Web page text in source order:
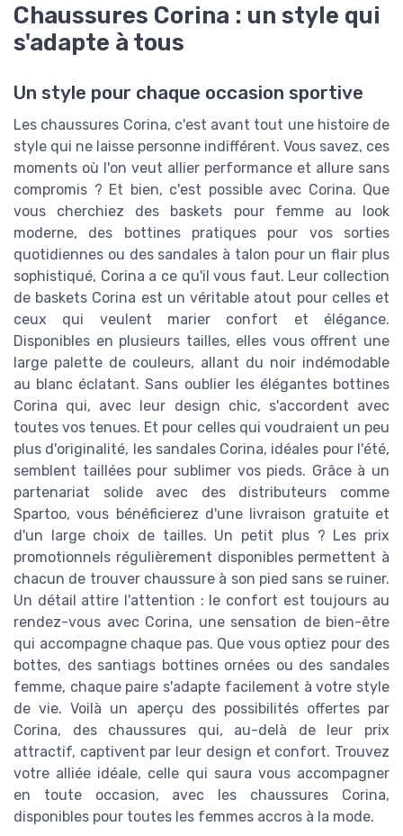
Chaussures Corina : un style qui
s'adapte à tous
Un style pour chaque occasion sportive
Les chaussures Corina, c'est avant tout une histoire de
style qui ne laisse personne indifférent. Vous savez, ces
moments où l'on veut allier performance et allure sans
compromis ? Et bien, c'est possible avec Corina. Que
vous cherchiez des baskets pour femme au look
moderne, des bottines pratiques pour vos sorties
quotidiennes ou des sandales à talon pour un flair plus
sophistiqué, Corina a ce qu'il vous faut. Leur collection
de baskets Corina est un véritable atout pour celles et
ceux qui veulent marier confort et élégance.
Disponibles en plusieurs tailles, elles vous offrent une
large palette de couleurs, allant du noir indémodable
au blanc éclatant. Sans oublier les élégantes bottines
Corina qui, avec leur design chic, s'accordent avec
toutes vos tenues. Et pour celles qui voudraient un peu
plus d'originalité, les sandales Corina, idéales pour l'été,
semblent taillées pour sublimer vos pieds. Grâce à un
partenariat solide avec des distributeurs comme
Spartoo, vous bénéficierez d'une livraison gratuite et
d'un large choix de tailles. Un petit plus ? Les prix
promotionnels régulièrement disponibles permettent à
chacun de trouver chaussure à son pied sans se ruiner.
Un détail attire l'attention : le confort est toujours au
rendez-vous avec Corina, une sensation de bien-être
qui accompagne chaque pas. Que vous optiez pour des
bottes, des santiags bottines ornées ou des sandales
femme, chaque paire s'adapte facilement à votre style
de vie. Voilà un aperçu des possibilités offertes par
Corina, des chaussures qui, au-delà de leur prix
attractif, captivent par leur design et confort. Trouvez
votre alliée idéale, celle qui saura vous accompagner
en toute occasion, avec les chaussures Corina,
disponibles pour toutes les femmes accros à la mode.